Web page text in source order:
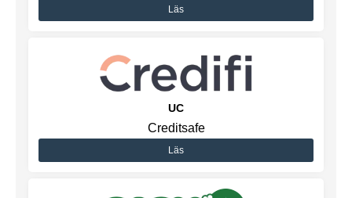
Läs
UC
Creditsafe
Läs